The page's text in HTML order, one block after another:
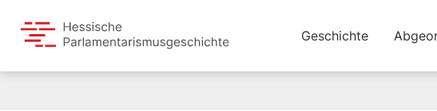
Geschichte